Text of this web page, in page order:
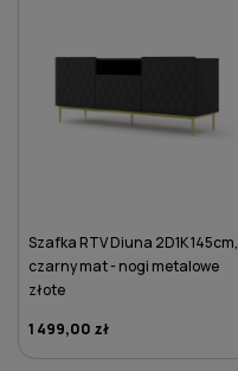
Szafka RTV Diuna 2D1K 145cm,
czarny mat - nogi metalowe
złote
1 499,00 zł